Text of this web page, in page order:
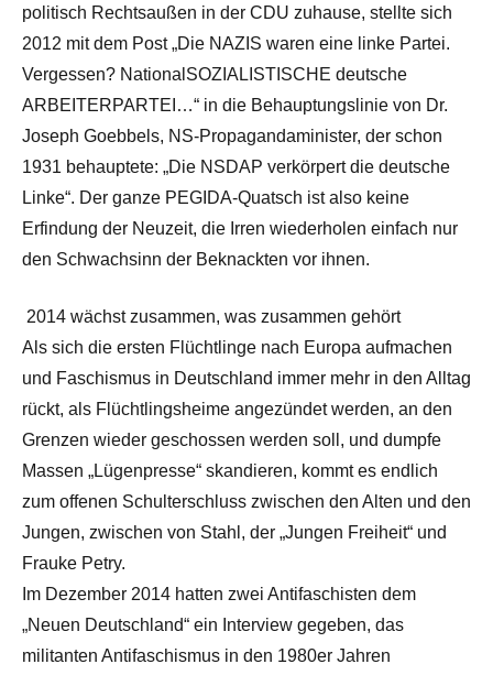
politisch Rechtsaußen in der CDU zuhause, stellte sich
2012 mit dem Post „Die NAZIS waren eine linke Partei.
Vergessen? NationalSOZIALISTISCHE deutsche
ARBEITERPARTEI…“ in die Behauptungslinie von Dr.
Joseph Goebbels, NS-Propagandaminister, der schon
1931 behauptete: „Die NSDAP verkörpert die deutsche
Linke“. Der ganze PEGIDA-Quatsch ist also keine
Erfindung der Neuzeit, die Irren wiederholen einfach nur
den Schwachsinn der Beknackten vor ihnen.
2014 wächst zusammen, was zusammen gehört
Als sich die ersten Flüchtlinge nach Europa aufmachen
und Faschismus in Deutschland immer mehr in den Alltag
rückt, als Flüchtlingsheime angezündet werden, an den
Grenzen wieder geschossen werden soll, und dumpfe
Massen „Lügenpresse“ skandieren, kommt es endlich
zum offenen Schulterschluss zwischen den Alten und den
Jungen, zwischen von Stahl, der „Jungen Freiheit“ und
Frauke Petry.
Im Dezember 2014 hatten zwei Antifaschisten dem
„Neuen Deutschland“ ein Interview gegeben, das
militanten Antifaschismus in den 1980er Jahren